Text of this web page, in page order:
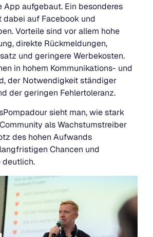
App aufgebaut. Ein besonderes
auf Facebook und
Vorteile sind vor allem hohe
direkte Rückmeldungen,
und geringere Werbekosten.
in hohem Kommunikations- und
der Notwendigkeit ständiger
der geringen Fehlertoleranz.
sieht man, wie stark
als Wachstumstreiber
des hohen Aufwands
Chancen und
deutlich.